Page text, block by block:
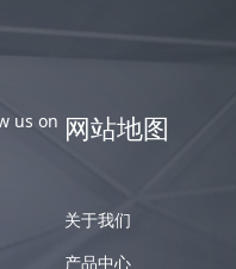
us on 网站地图
关于我们
产品中心